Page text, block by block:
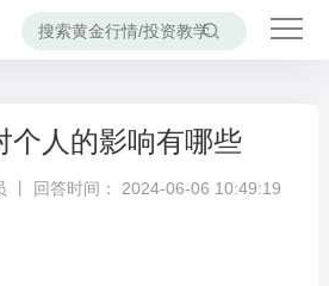
个人的影响有哪些
丨 回答时间： 2024-06-06 10:49:19